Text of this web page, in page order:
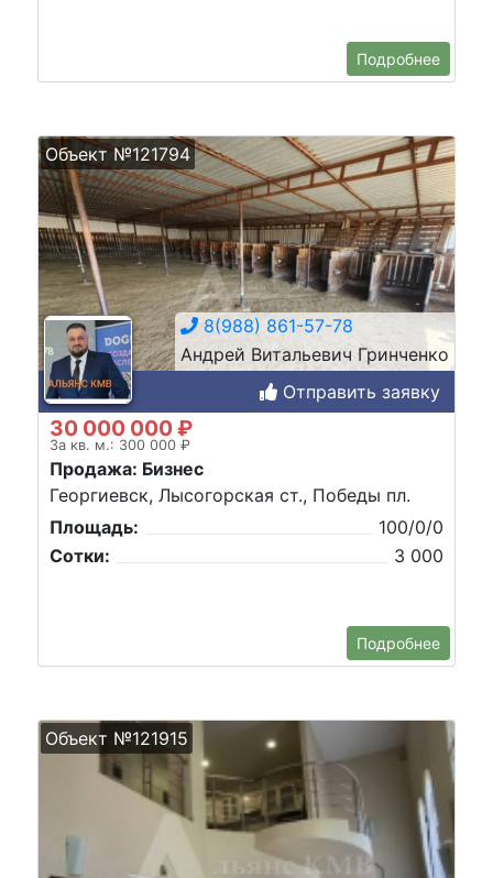
Подробнее
Объект №121794
8(988) 861-57-78
Андрей Витальевич Гринченко
Отправить заявку
30 000 000 ₽
За кв. м.: 300 000 ₽
Продажа: Бизнес
Георгиевск, Лысогорская ст., Победы пл.
Площадь:
100/0/0
Сотки:
3 000
Подробнее
Объект №121915